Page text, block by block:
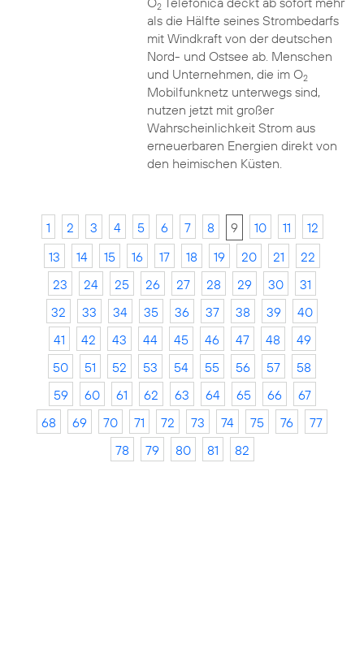
2
als die Hälfte seines Strombedarfs
mit Windkraft von der deutschen
Nord- und Ostsee ab. Menschen
und Unternehmen, die im O2
Mobilfunknetz unterwegs sind,
nutzen jetzt mit großer
Wahrscheinlichkeit Strom aus
erneuerbaren Energien direkt von
den heimischen Küsten.
1 2 3 4 5 6 7 8 9 10 11
12
13
14 15 16 17 18 19 20 21
22
23
24 25 26 27 28 29 30
31
32
33 34 35 36 37 38 39
40
41
42 43 44 45 46 47 48
49
50
51 52 53 54 55 56 57
58
59
60 61 62 63 64 65 66
67
68
69 70 71 72 73 74 75 76
77
78
79 80 81 82